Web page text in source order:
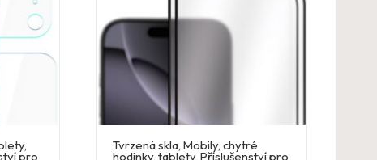
,
pro
Tvrzená skla, Mobily, chytré
hodinky, tablety, Příslušenství pro